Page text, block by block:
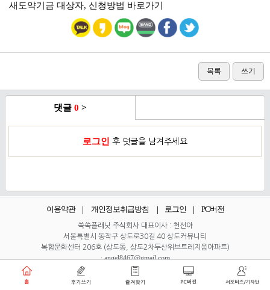
새도약기금 대상자, 신청방법 바로가기
목록 쓰기
댓글 0 >
로그인 후 덧글을 남겨주세요
이용약관 개인정보취급방침 로그인 PC버전
쑥쑥플래닛 주식회사 대표이사 : 천선아
서울특별시 동작구 상도로30길 40 상도커뮤니티
복합문화센터 206호 (상도동, 상도2차두산위브트레지움아파트)
·angel8467@gmail.com